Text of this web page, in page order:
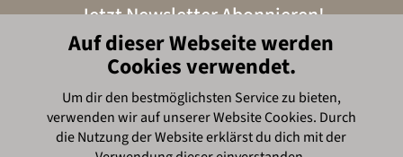
Jetzt Newsletter Abonnieren!
Hier anmelden
© Piatnik, 2016
Auf dieser Webseite werden
Cookies verwendet.
Um dir den bestmöglichsten Service zu bieten,
verwenden wir auf unserer Website Cookies. Durch
die Nutzung der Website erklärst du dich mit der